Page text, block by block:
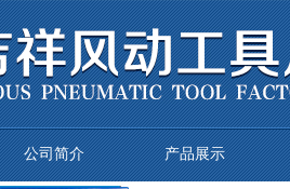
公司简介 产品展示